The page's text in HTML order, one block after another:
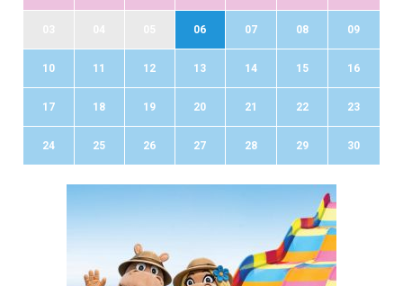
06 07 08 09
10 11 12 13 14 15 16
17 18 19 20 21 22 23
24 25 26 27 28 29 30